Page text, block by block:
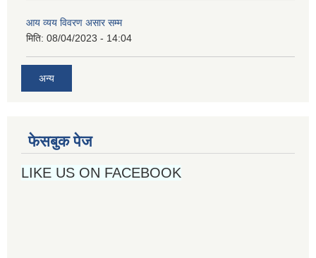
आय व्यय विवरण असार सम्म
मिति: 08/04/2023 - 14:04
अन्य
फेसबुक पेज
LIKE US ON FACEBOOK